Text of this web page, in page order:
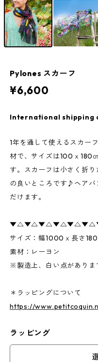
Pylones スカーフ
¥6,600
International shipping
1年を通して使えるスカー
材で、サイズは100ｘ180
す。スカーフは小さく折
の良いところです♪ヘアバ
だけます。
サイズ：幅1000ｘ長さ
素材：レーヨン
※製造上、白い点がありま
＊ラッピングについて
https://
ラッピング